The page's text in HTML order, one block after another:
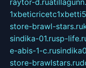
store-brawl-stars.ru
sindika-01.rusp-
e-abis-1-c.ru
store-brawlstars.ru